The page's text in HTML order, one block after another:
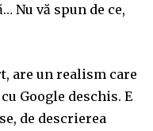
Nu vă spun de ce,
are un realism care
Google deschis. E
de descrierea